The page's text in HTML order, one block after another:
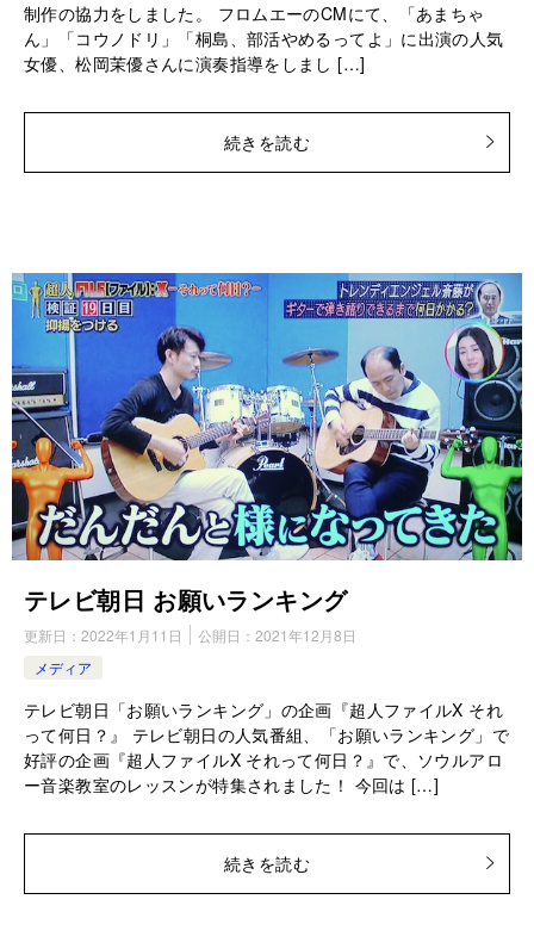
制作の協力をしました。 フロムエーのCMにて、「あまちゃ
ん」「コウノドリ」「桐島、部活やめるってよ」に出演の人気
女優、松岡茉優さんに演奏指導をしまし […]
続きを読む
テレビ朝日 お願いランキング
更新日： 2022年1月11日 公開日： 2021年12月8日
メディア
テレビ朝日「お願いランキング」の企画『超人ファイルX それ
って何日？』 テレビ朝日の人気番組、「お願いランキング」で
好評の企画『超人ファイルX それって何日？』で、ソウルアロ
ー音楽教室のレッスンが特集されました！ 今回は […]
続きを読む